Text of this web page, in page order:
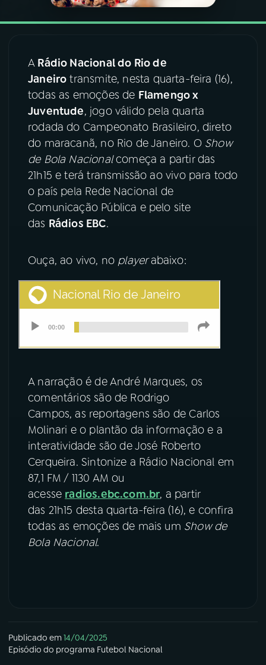
ACOMPANHE A RÁDIO NACIONAL
Instagram X
TikTok
A Rádio Nacional do Rio de
Janeiro transmite, nesta quarta-feira (16),
todas as emoções de Flamengo x
Juventude, jogo válido pela quarta
rodada do Campeonato Brasileiro, direto
do maracanã, no Rio de Janeiro. O Show
de Bola Nacionalcomeça a partir das
21h15 e terá transmissão ao vivo para todo
o país pela Rede Nacional de
Comunicação Pública e pelo site
das Rádios EBC.
Ouça, ao vivo, no playerabaixo:
A narração é de André Marques, os
comentários são de Rodrigo
Campos, as reportagens são de Carlos
Molinari e o plantão da informação e a
interatividade são de José Roberto
Cerqueira. Sintonize a Rádio Nacional em
87,1 FM / 1130 AM ou
acesse radios.ebc.com.br, a partir
das 21h15 desta quarta-feira (16), e confira
todas as emoções de mais um Show de
Bola Nacional.
Publicado em14/04/2025
Episódio do programa Futebol Nacional